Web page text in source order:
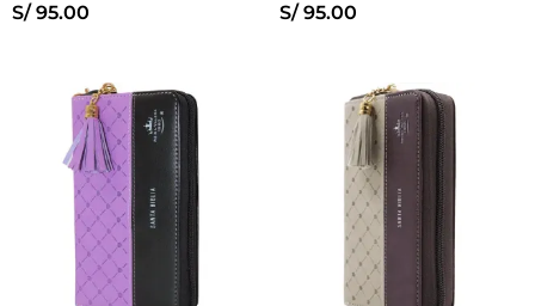
S/95.00 S/95.00